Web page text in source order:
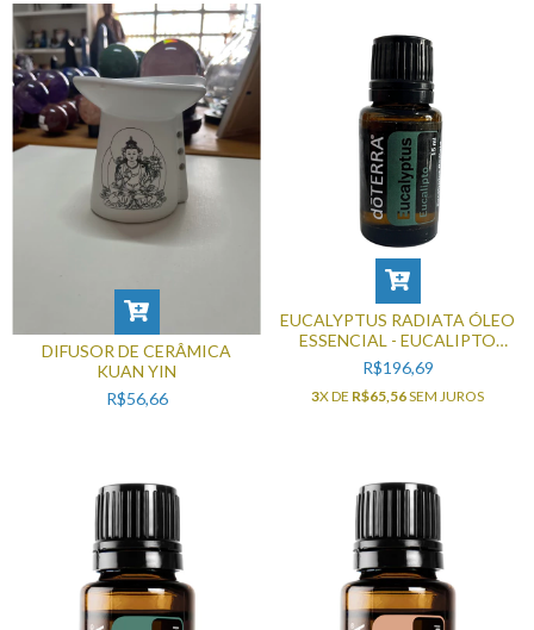
DIFUSOR DE CERÂMICA
KUAN YIN
R$56,66
EUCALYPTUS RADIATA ÓLEO
ESSENCIAL - EUCALIPTO
15ML
R$196,69
3X DE R$65,56SEM JUROS